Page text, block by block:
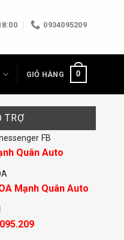
0934095209
GIỎ HÀNG 0
TRỢ
FB
Quân Auto
Mạnh Quân Auto